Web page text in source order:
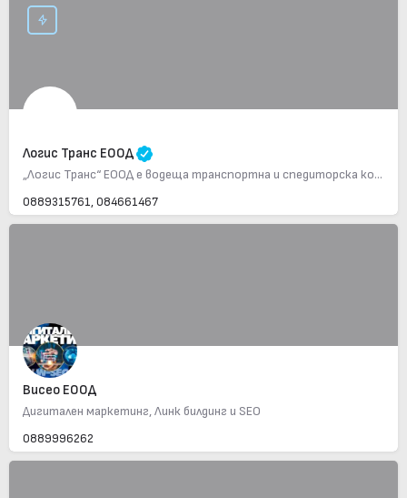
Логис Транс ЕООД
„Логис Транс“ ЕООД е водеща транспортна и спедиторска компания, основана през 1994 г., с офиси в България,…
0889315761, 084661467
Висео ЕООД
Дигитален маркетинг, Линк билдинг и SEO
0889996262